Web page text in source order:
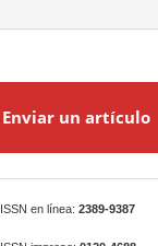
Enviar un artículo
ISSN en línea: 2389-9387